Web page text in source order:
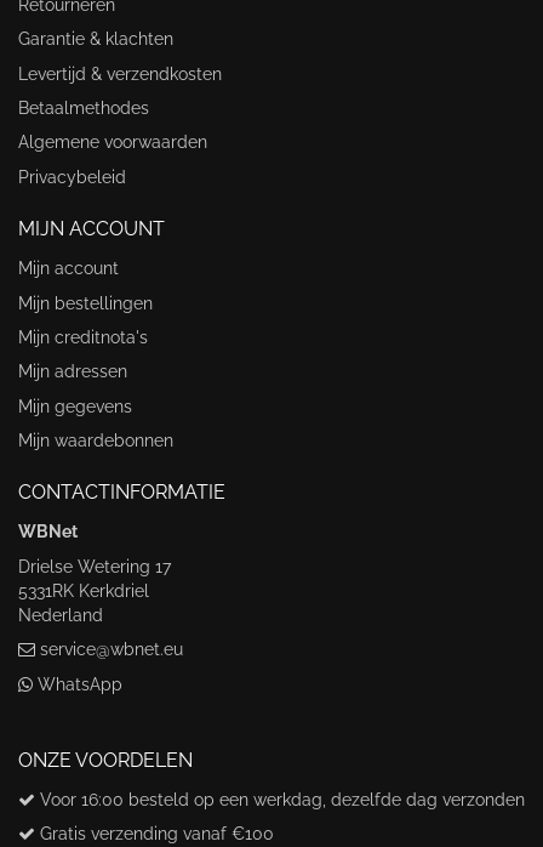
Retourneren
Garantie & klachten
Levertijd & verzendkosten
Betaalmethodes
Algemene voorwaarden
Privacybeleid
MIJN ACCOUNT
Mijn account
Mijn bestellingen
Mijn creditnota's
Mijn adressen
Mijn gegevens
Mijn waardebonnen
CONTACTINFORMATIE
WBNet
Drielse Wetering 17
5331RK Kerkdriel
Nederland
service@wbnet.eu
WhatsApp
ONZE VOORDELEN
Voor 16:00 besteld op een werkdag, dezelfde dag verzonden
Gratis verzending vanaf €100